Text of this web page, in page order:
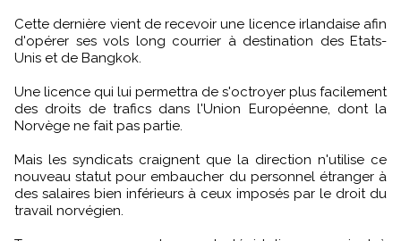
Cette dernière vient de recevoir une licence irlandaise afin
d'opérer ses vols long courrier à destination des Etats-
Unis et de Bangkok.
Une licence qui lui permettra de s'octroyer plus facilement
des droits de trafics dans l'Union Européenne, dont la
Norvège ne fait pas partie.
Mais les syndicats craignent que la direction n'utilise ce
nouveau statut pour embaucher du personnel étranger à
des salaires bien inférieurs à ceux imposés par le droit du
travail norvégien.